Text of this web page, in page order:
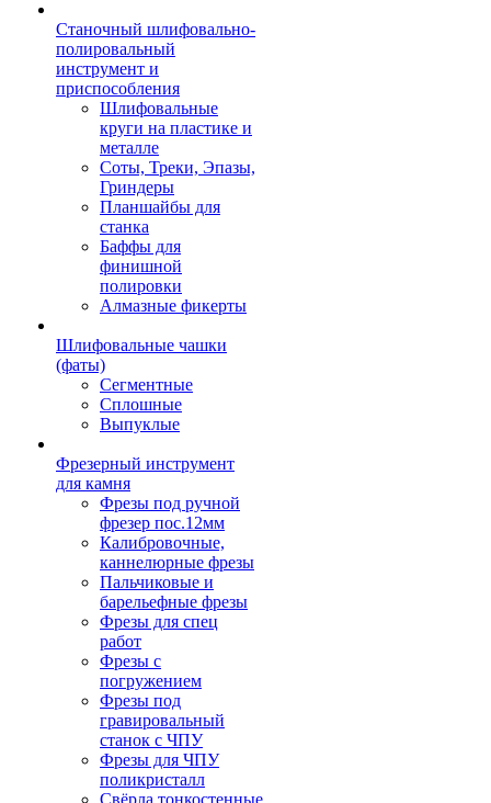
Станочный шлифовально-
полировальный
инструмент и
приспособления
Шлифовальные
круги на пластике и
металле
Соты, Треки, Эпазы,
Гриндеры
Планшайбы для
станка
Баффы для
финишной
полировки
Алмазные фикерты
Шлифовальные чашки
(фаты)
Сегментные
Сплошные
Выпуклые
Фрезерный инструмент
для камня
Фрезы под ручной
фрезер пос.12мм
Калибровочные,
каннелюрные фрезы
Пальчиковые и
барельефные фрезы
Фрезы для спец
работ
Фрезы с
погружением
Фрезы под
гравировальный
станок с ЧПУ
Фрезы для ЧПУ
поликристалл
Свёрла тонкостенные